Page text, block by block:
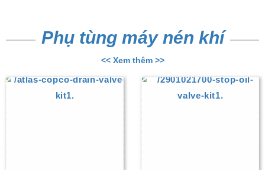
Phụ tùng máy nén khí
<< Xem thêm >>